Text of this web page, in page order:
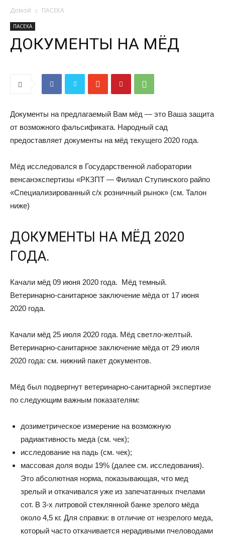
Домой ПАСЕКА
ПАСЕКА
ДОКУМЕНТЫ НА МЁД
Документы на предлагаемый Вам мёд — это Ваша защита
от возможного фальсификата. Народный сад
предоставляет документы на мёд текущего 2020 года.
Мёд исследовался в Государственной лаборатории
венсанэкспертизы «РКЗПТ — Филиал Ступинского райпо
«Специализированный с/х розничный рынок» (см. Талон
ниже)
ДОКУМЕНТЫ НА МЁД 2020
ГОДА.
Качали мёд 09 июня 2020 года. Мёд темный.
Ветеринарно-санитарное заключение мёда от 17 июня
2020 года.
Качали мёд 25 июля 2020 года. Мёд светло-желтый.
Ветеринарно-санитарное заключение мёда от 29 июля
2020 года: см. нижний пакет документов.
Мёд был подвергнут ветеринарно-санитарной экспертизе
по следующим важным показателям:
дозиметрическое измерение на возможную
радиактивность меда (см. чек);
исследование на падь (см. чек);
массовая доля воды 19% (далее см. исследования).
Это абсолютная норма, показывающая, что мед
зрелый и откачивался уже из запечатанных пчелами
сот. В 3-х литровой стеклянной банке зрелого мёда
около 4,5 кг. Для справки: в отличие от незрелого меда,
который часто откачивается нерадивыми пчеловодами